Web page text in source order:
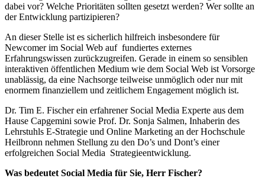
dabei vor? Welche Prioritäten sollten gesetzt werden? Wer sollte an
der Entwicklung partizipieren?
An dieser Stelle ist es sicherlich hilfreich insbesondere für
Newcomer im Social Web auf fundiertes externes
Erfahrungswissen zurückzugreifen. Gerade in einem so sensiblen
interaktiven öffentlichen Medium wie dem Social Web ist Vorsorge
unablässig, da eine Nachsorge teilweise unmöglich oder nur mit
enormem finanziellem und zeitlichem Engagement möglich ist.
Dr. Tim E. Fischer ein erfahrener Social Media Experte aus dem
Hause Capgemini sowie Prof. Dr. Sonja Salmen, Inhaberin des
Lehrstuhls E-Strategie und Online Marketing an der Hochschule
Heilbronn nehmen Stellung zu den Do’s und Dont’s einer
erfolgreichen Social Media Strategieentwicklung.
Was bedeutet Social Media für Sie, Herr Fischer?